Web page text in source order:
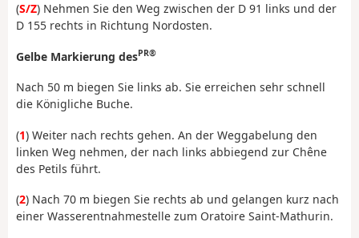
(S/Z) Nehmen Sie den Weg zwischen der D 91 links und der
D 155 rechts in Richtung Nordosten.
Gelbe Markierung desPR®
Nach 50 m biegen Sie links ab. Sie erreichen sehr schnell
die Königliche Buche.
(1) Weiter nach rechts gehen. An der Weggabelung den
linken Weg nehmen, der nach links abbiegend zur Chêne
des Petils führt.
(2) Nach 70 m biegen Sie rechts ab und gelangen kurz nach
einer Wasserentnahmestelle zum Oratoire Saint-Mathurin.